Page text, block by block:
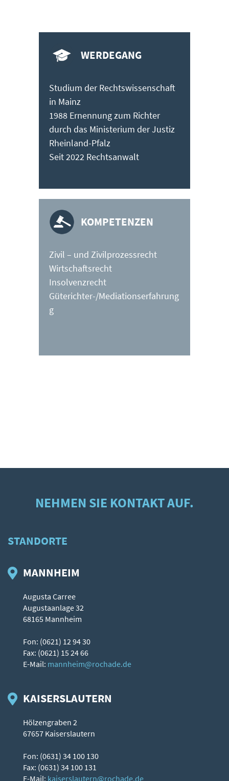
WERDEGANG
Studium der Rechtswissenschaft
in Mainz
1988 Ernennung zum Richter
durch das Ministerium der Justiz
Rheinland-Pfalz
Seit 2022 Rechtsanwalt
KOMPETENZEN
Zivil – und Zivilprozessrecht
Wirtschaftsrecht
Insolvenzrecht
Güterichter-/Mediationserfahrung
g
NEHMEN SIE KONTAKT AUF.
STANDORTE
MANNHEIM
Augusta Carree
Augustaanlage 32
68165 Mannheim
Fon: (0621) 12 94 30
Fax: (0621) 15 24 66
E-Mail: mannheim@rochade.de
KAISERSLAUTERN
Hölzengraben 2
67657 Kaiserslautern
Fon: (0631) 34 100 130
Fax: (0631) 34 100 131
E-Mail: kaiserslautern@rochade.de